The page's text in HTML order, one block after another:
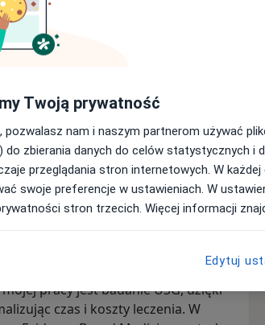
KRĘGOSŁUPA.
MANUALNEJ.
wizytę lub odwołanie jej później
się z konieczności uiszczenia
klinicznym. Zajmuję się
przewlekłych i ostrych zespołów
pracy jest badanie USG, dzięki
czas i koszty leczenia. W
Twoją prywatność
pozwalasz nam i naszym partnerom używać
do zbierania danych do celów statystycznych i
przeglądania stron internetowych. W
swoje preferencje w ustawieniach. W
stron trzecich. Więcej informacji
Edytuj